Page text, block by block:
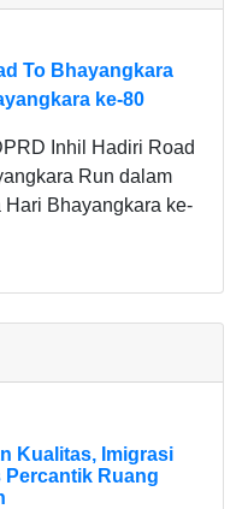
To Bhayangkara
ke-80
Inhil Hadiri Road
Run dalam
Hari Bhayangkara ke-
Kualitas, Imigrasi
Percantik Ruang